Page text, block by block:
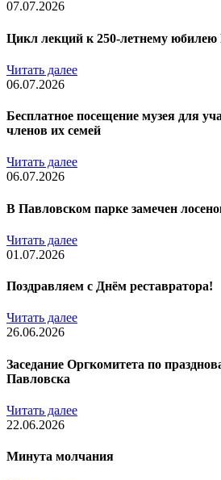
07.07.2026
Цикл лекций к 250-летнему юбилею
Читать далее
06.07.2026
Бесплатное посещение музея для
членов их семей
Читать далее
06.07.2026
В Павловском парке замечен
Читать далее
01.07.2026
Поздравляем с Днём реставратора!
Читать далее
26.06.2026
Заседание Оргкомитета по
Павловска
Читать далее
22.06.2026
Минута молчания